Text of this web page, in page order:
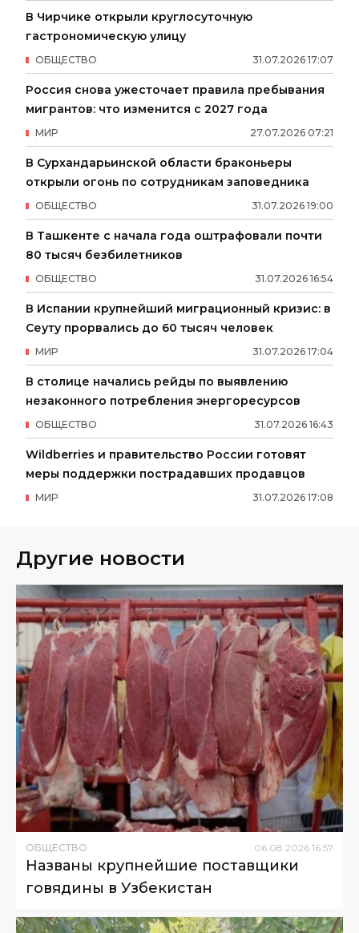
В Чирчике открыли круглосуточную
гастрономическую улицу
31.07.2026 17:07
ОБЩЕСТВО
Россия снова ужесточает правила пребывания
мигрантов: что изменится с 2027 года
27.07.2026 07:21
МИР
В Сурхандарьинской области браконьеры
открыли огонь по сотрудникам заповедника
31.07.2026 19:00
ОБЩЕСТВО
В Ташкенте с начала года оштрафовали почти
80 тысяч безбилетников
31.07.2026 16:54
ОБЩЕСТВО
В Испании крупнейший миграционный кризис: в
Сеуту прорвались до 60 тысяч человек
31.07.2026 17:04
МИР
В столице начались рейды по выявлению
незаконного потребления энергоресурсов
31.07.2026 16:43
ОБЩЕСТВО
Wildberries и правительство России готовят
меры поддержки пострадавших продавцов
31.07.2026 17:08
МИР
Другие новости
ОБЩЕСТВО 06.08.2026 16:57
Названы крупнейшие поставщики
говядины в Узбекистан